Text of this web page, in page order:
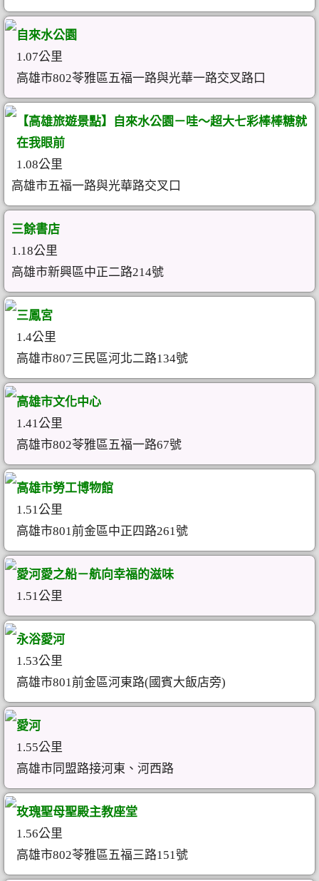
自來水公園
1.07公里
高雄市802苓雅區五福一路與光華一路交叉路口
【高雄旅遊景點】自來水公園－哇～超大七彩棒棒糖就
在我眼前
1.08公里
高雄市五福一路與光華路交叉口
三餘書店
1.18公里
高雄市新興區中正二路214號
三鳳宮
1.4公里
高雄市807三民區河北二路134號
高雄市文化中心
1.41公里
高雄市802苓雅區五福一路67號
高雄市勞工博物館
1.51公里
高雄市801前金區中正四路261號
愛河愛之船－航向幸福的滋味
1.51公里
永浴愛河
1.53公里
高雄市801前金區河東路(國賓大飯店旁)
愛河
1.55公里
高雄市同盟路接河東、河西路
玫瑰聖母聖殿主教座堂
1.56公里
高雄市802苓雅區五福三路151號